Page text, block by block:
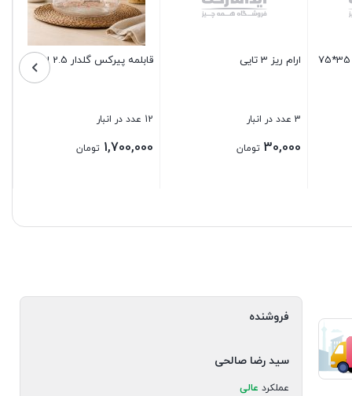
280,000 تومان
فروشنده
سید رضا صالحی
عملکرد عالی